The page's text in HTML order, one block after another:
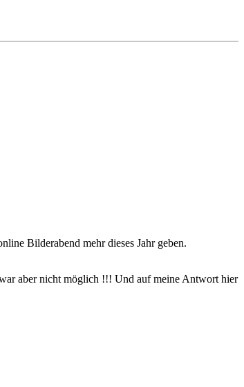
Bilderabend mehr dieses Jahr geben.
aber nicht möglich !!! Und auf meine Antwort hier